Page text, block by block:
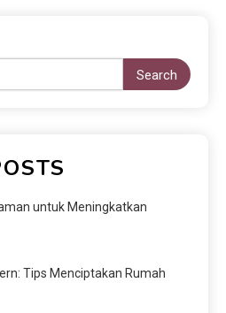
Search
untuk Meningkatkan
Tips Menciptakan Rumah